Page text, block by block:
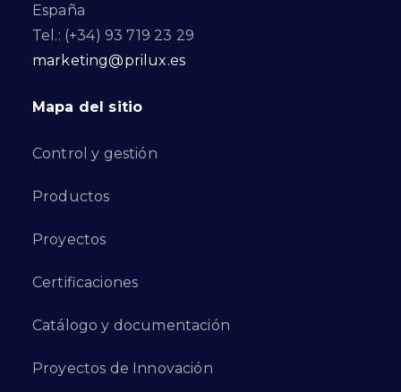
España
Tel.: (+34) 93 719 23 29
marketing@prilux.es
Mapa del sitio
Control y gestión
Productos
Proyectos
Certificaciones
Catálogo y documentación
Proyectos de Innovación